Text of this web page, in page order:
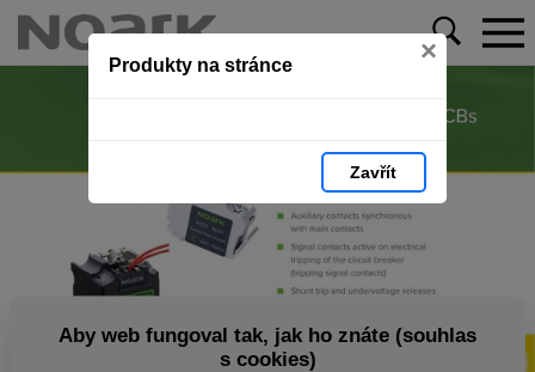
Produkty na stránce ×
Zavřít
Aby web fungoval tak, jak ho znáte (souhlas
s cookies)